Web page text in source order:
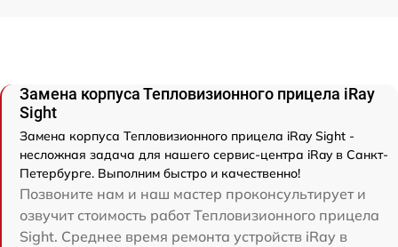
Замена корпуса Тепловизионного прицела iRay
Sight
Замена корпуса Тепловизионного прицела iRay Sight -
несложная задача для нашего сервис-центра iRay в Санкт-
Петербурге. Выполним быстро и качественно!
Позвоните нам и наш мастер проконсультирует и
озвучит стоимость работ Тепловизионного прицела
Sight. Среднее время ремонта устройств iRay в